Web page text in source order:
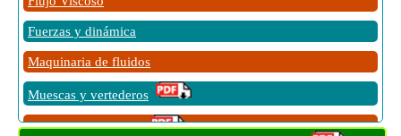
Fuerzas y dinámica
Maquinaria de fluidos
Muescas y vertederos
Orificios y Boquillas